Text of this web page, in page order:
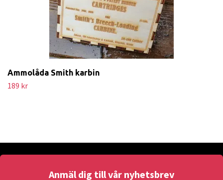
Ammolåda Smith karbin
189 kr
Anmäl dig till vår nyhetsbrev